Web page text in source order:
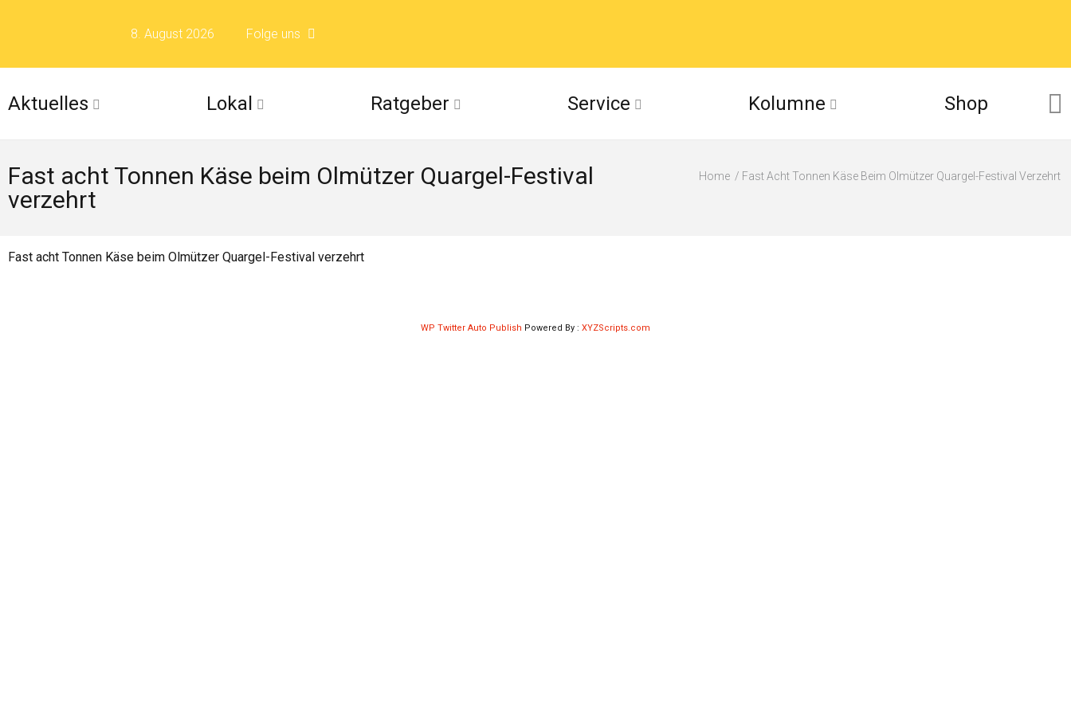
8. August 2026 Folge uns
Folge uns auf Flickr
Aktuelles Lokal Ratgeber Service Kolumne Shop
Fast acht Tonnen Käse beim Olmützer Quargel-Festival
verzehrt
Home Fast Acht Tonnen Käse Beim Olmützer Quargel-Festival Verzehrt
Fast acht Tonnen Käse beim Olmützer Quargel-Festival verzehrt
WP Twitter Auto Publish Powered By : XYZScripts.com